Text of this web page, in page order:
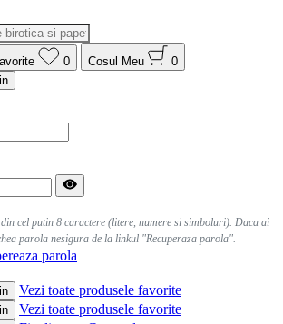
0 Cosul Meu
0
cel putin 8 caractere (litere, numere si simboluri). Daca ai
parola nesigura de la linkul "Recuperaza parola".
parola
Vezi toate produsele favorite
Vezi toate produsele favorite